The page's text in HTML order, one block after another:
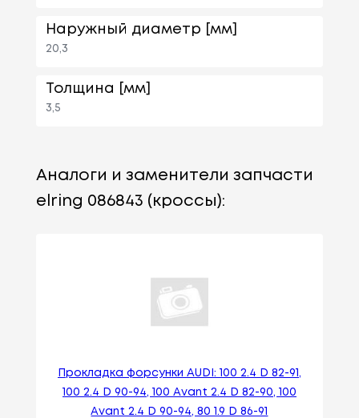
Наружный диаметр [мм]
20,3
Толщина [мм]
3,5
Аналоги и заменители запчасти
elring 086843 (кроссы):
Прокладка форсунки AUDI: 100 2.4 D 82-91,
100 2.4 D 90-94, 100 Avant 2.4 D 82-90, 100
Avant 2.4 D 90-94, 80 1.9 D 86-91